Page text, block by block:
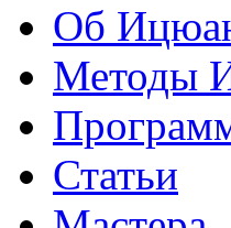
Об
Методы
Статьи